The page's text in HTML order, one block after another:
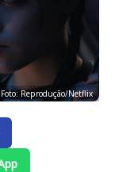
Reprodução/Netflix